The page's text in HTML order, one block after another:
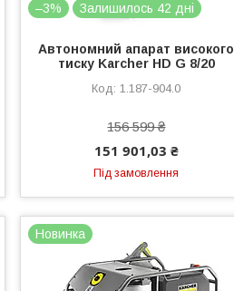
–3% Залишилось 42 дні
Автономний апарат високого
тиску Karcher HD G 8/20
1.187-904.0
156 599 ₴
151 901,03 ₴
Під замовлення
Новинка